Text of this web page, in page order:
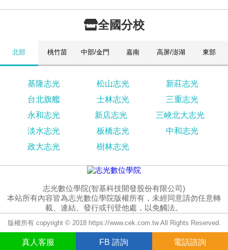
真人 客服 FB 諮詢 電話諮詢
全國分校
北部 桃竹苗 中部/金門 嘉南 高屏/澎湖 東部
基隆志光 松山志光
新莊志光
台北旗艦
士林志光
三重志光
永和志光
新店志光
三峽北大志光
淡水志光
板橋志光
中和志光
政大志光
樹林志光
志光數位學院(智基科技開發股份有限公司)
本站所有內容皆為志光數位學院版權所有，未經同意請勿任意轉
載、連結、發行或刊登他處，以免觸法。
版權所有 copyright © 2018 https://www.cek.com.tw All Rights Reserved.